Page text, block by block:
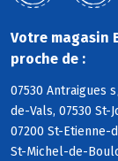
Votre magasin
proche de :
07530 Antraigues
de-Vals, 07530 St-
07200 St-Etienne-
St-Michel-de-